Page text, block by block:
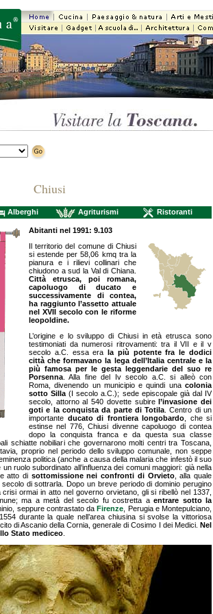
Chiusi
Alberghi Agriturismi Ristoranti
Abitanti nel 1991: 9.103
Il territorio del comune di Chiusi
si estende per 58,06 kmq tra la
pianura e i rilievi collinari che
chiudono a sud la Val di Chiana.
Città etrusca, poi romana,
capoluogo di ducato e
successivamente di contea,
ha raggiunto l’assetto attuale
nel XVII secolo con le riforme
leopoldine.
L’origine e lo sviluppo di Chiusi in età etrusca sono
testimoniati da numerosi ritrovamenti: tra il VII e il v
secolo a.C. essa erala più potente fra le dodici
città che formavano la lega dell’Italia centrale e la
più famosa per le gesta leggendarie del suo re
Porsenna . Alla fine del Iv secolo a.C. si alleò con
Roma, divenendo un municipio e quindi una colonia
sotto Silla (I secolo a.C.); sede episcopale già dal IV
secolo, attorno al 540 dovette subirel’invasione dei
goti e la conquista da parte di Totila . Centro di un
importante ducato di frontiera longobardo , che si
estinse nel 776, Chiusi divenne capoluogo di contea
dopo la conquista franca e da questa sua classe
schiatte nobiliari che governarono molti centri tra Toscana,
proprio nel periodo dello sviluppo comunale, non seppe
politica (anche a causa della malaria che infestò il suo
ruolo subordinato all’influenza dei comuni maggiori: già nella
atto di sottomissione nei confronti di Orvieto, alla quale
di sottrarla. Dopo un breve periodo di dominio perugino
ormai in atto nel governo orvietano, gli si ribellò nel 1337,
ma a metà del secolo fu costretta a entrare sotto la
seppure contrastato daFirenze , Perugia e Montepulciano,
durante la quale nell’area chiusina si svolse la vittoriosa
di Ascanio della Cornia, generale di Cosimo I dei Medici. Nel
Stato mediceo